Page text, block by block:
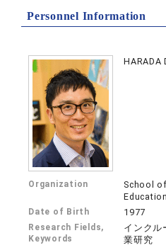
Personnel Information
HARADA
Organization
School
Date of Birth 1977
Research Fields,
Keywords
インクル
業研究